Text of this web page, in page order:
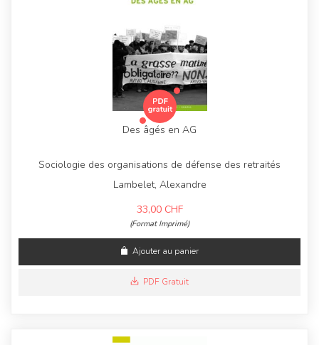
Des âgés en AG
Sociologie des organisations de défense des retraités
Lambelet, Alexandre
33,00 CHF
(Format Imprimé)
Ajouter au panier
PDF Gratuit